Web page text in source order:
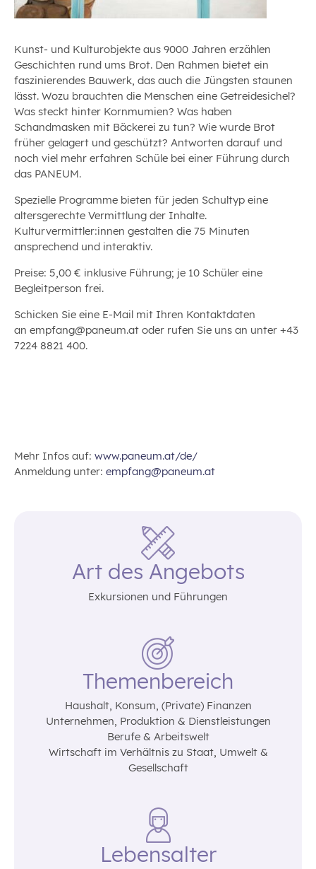
Kunst- und Kulturobjekte aus 9000 Jahren erzählen
Geschichten rund ums Brot. Den Rahmen bietet ein
faszinierendes Bauwerk, das auch die Jüngsten staunen
lässt. Wozu brauchten die Menschen eine Getreidesichel?
Was steckt hinter Kornmumien? Was haben
Schandmasken mit Bäckerei zu tun? Wie wurde Brot
früher gelagert und geschützt? Antworten darauf und
noch viel mehr erfahren Schüle bei einer Führung durch
das PANEUM.
Spezielle Programme bieten für jeden Schultyp eine
altersgerechte Vermittlung der Inhalte.
Kulturvermittler:innen gestalten die 75 Minuten
ansprechend und interaktiv.
Preise: 5,00 € inklusive Führung; je 10 Schüler eine
Begleitperson frei.
Schicken Sie eine E-Mail mit Ihren Kontaktdaten
an empfang@paneum.at oder rufen Sie uns an unter +43
7224 8821 400.
Mehr Infos auf: www.paneum.at/de/
Anmeldung unter: empfang@paneum.at
Art des Angebots
Exkursionen und Führungen
Themenbereich
Haushalt‚ Konsum‚ (Private) Finanzen
Unternehmen‚ Produktion & Dienstleistungen
Berufe & Arbeitswelt
Wirtschaft im Verhältnis zu Staat‚ Umwelt &
Gesellschaft
Lebensalter